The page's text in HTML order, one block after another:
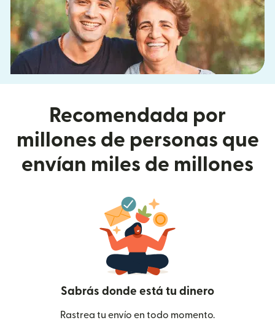
Recomendada por
millones de personas que
envían miles de millones
Sabrás donde está tu dinero
Rastrea tu envío en todo momento.